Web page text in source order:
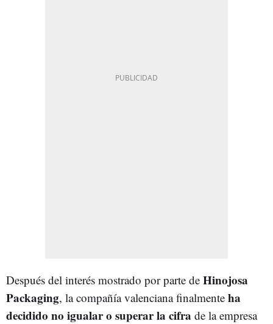
Después del interés mostrado por parte de Hinojosa
Packaging, la compañía valenciana finalmente ha
decidido no igualar o superar la cifra de la empresa